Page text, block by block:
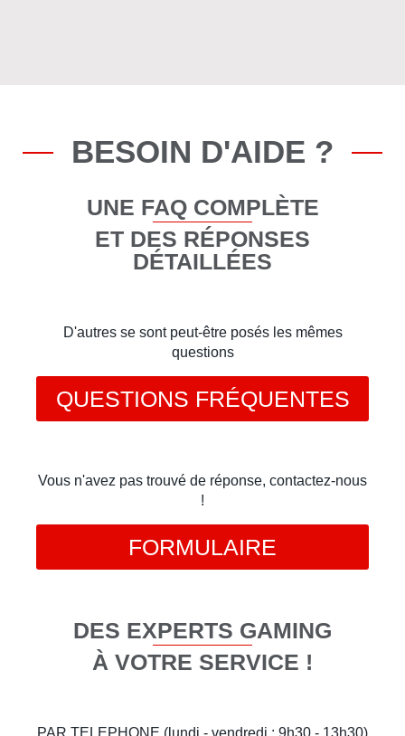
BESOIN D'AIDE ?
UNE FAQ COMPLÈTE
ET DES RÉPONSES
DÉTAILLÉES
D'autres se sont peut-être posés les mêmes
questions
QUESTIONS FRÉQUENTES
Vous n'avez pas trouvé de réponse, contactez-nous
!
FORMULAIRE
DES EXPERTS GAMING
À VOTRE SERVICE !
PAR TELEPHONE (lundi - vendredi : 9h30 - 13h30)